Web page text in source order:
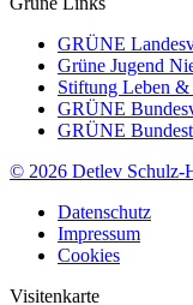
GRÜNE
Grüne Jugend
Stiftung Leben &
GRÜNE
GRÜNE
© 2026 Detlev Schulz-
Datenschutz
Impressum
Cookies
Visitenkarte